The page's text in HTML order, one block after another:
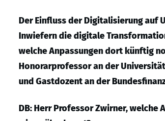
Der Einfluss der Digitalisierung auf
Inwiefern die digitale
welche Anpassungen dort künftig
Honorarprofessor an der
und Gastdozent an der
DB: Herr Professor Zwirner, welche